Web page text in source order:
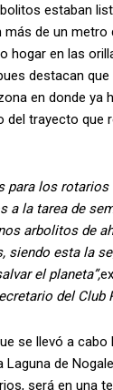
estaban
de un metro
hogar en las
destacan
en donde ya
del trayecto que
para los
a la tarea de
arbolitos de
siendo esta la
el planeta”,
del Club
se llevó a cabo
de
será en una